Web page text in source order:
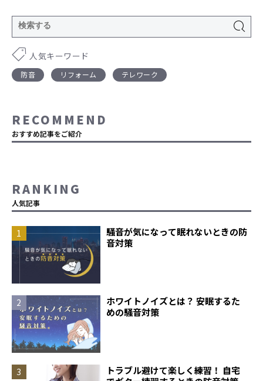
人気キーワード
防音 リフォーム テレワーク
RECOMMEND
おすすめ記事をご紹介
RANKING
人気記事
騒音が気になって眠れないときの防
音対策
ホワイトノイズとは？ 安眠するた
めの騒音対策
トラブル避けて楽しく練習！ 自宅